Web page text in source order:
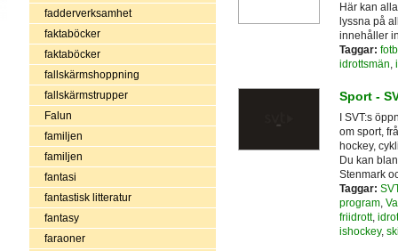
fadderverksamhet
faktaböcker
faktaböcker
fallskärmshoppning
fallskärmstrupper
Falun
familjen
familjen
fantasi
fantastisk litteratur
fantasy
faraoner
Här kan
lyssna på
innehåller
Taggar:
idrottsmän,
Sport -
I SVT:s
om sport,
hockey,
Du kan
Stenmark
Taggar:
program,
friidrott,
ishockey,